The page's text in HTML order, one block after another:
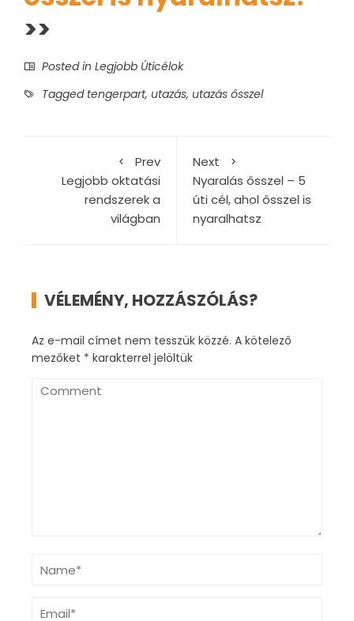
>>
Posted in Legjobb Úticélok
Tagged tengerpart, utazás, utazás ősszel
Prev
Legjobb oktatási
rendszerek a
világban
Next
Nyaralás ősszel – 5
úti cél, ahol ősszel is
nyaralhatsz
VÉLEMÉNY, HOZZÁSZÓLÁS?
Az e-mail címet nem tesszük közzé. A kötelező
mezőket * karakterrel jelöltük